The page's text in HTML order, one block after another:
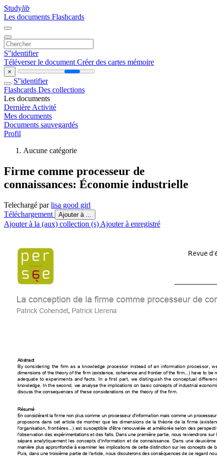
Studylib
Les documents Flashcards
S''identifier
Téléverser le document Créer des cartes mémoire
×
S''identifier
Flashcards Des collections
Les documents
Dernière Activité
Mes documents
Documents sauvegardés
Profil
Aucune catégorie
Firme comme processeur de
connaissances: Économie industrielle
Telechargé parlisa good girl
Téléchargement
Ajouter à ...
Ajouter à la (aux) collection (s) Ajouter à enregistré
Revue
La conception de la firme comme processeur de
Patrick Cohendet, Patrick Llerena
Abstract
By considering the firm as a knowledge processor instead of an information processor,
dimensions of the theory of the firm (existence, coherence and frontier of the firm...) have to be
adequate to experiments and facts. In a first part, we distinguish the conceptual
knowledge.
In the second, we analyse the implications on basic concepts of industrial
discuss the consequences of these considerations on the theory of the firm.
Résumé
En considérant la firme non plus comme un processeur d'information mais comme un
proposons dans cet article de montrer que les dimensions de la théorie de la firme
l'organisation,
frontières...) est susceptible d'être renouvelée et améliorée selon des
l'observation des expérimentations et des faits. Dans une première partie, nous reviendrons
sépare analytiquement les concepts d'information et de connaissance. Dans une deuxième
manière plus appronfondie à examiner les implications de cette distinction sur les concepts de
Puis, dans une troisième partie de l'article, nous discuterons des conséquences de ce regard